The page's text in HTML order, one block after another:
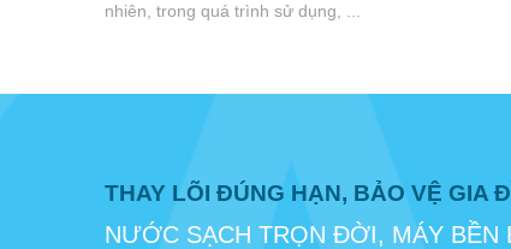
nhiên, trong quá trình sử dụng, ...
THAY LÕI ĐÚNG HẠN, BẢO VỆ GIA
NƯỚC SẠCH TRỌN ĐỜI, MÁY BỀN